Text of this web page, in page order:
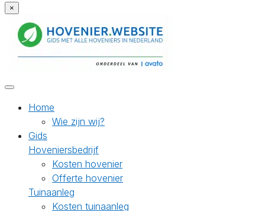
×
Home
Wie zijn wij?
Gids
Hoveniersbedrijf
Kosten hovenier
Offerte hovenier
Tuinaanleg
Kosten tuinaanleg